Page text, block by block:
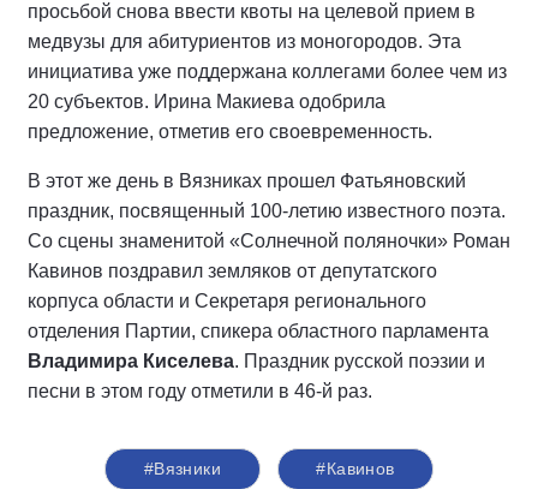
просьбой снова ввести квоты на целевой прием в
медвузы для абитуриентов из моногородов. Эта
инициатива уже поддержана коллегами более чем из
20 субъектов. Ирина Макиева одобрила
предложение, отметив его своевременность.
В этот же день в Вязниках прошел Фатьяновский
праздник, посвященный 100-летию известного поэта.
Со сцены знаменитой «Солнечной поляночки» Роман
Кавинов поздравил земляков от депутатского
корпуса области и Секретаря регионального
отделения Партии, спикера областного парламента
Владимира Киселева. Праздник русской поэзии и
песни в этом году отметили в 46-й раз.
#Вязники #Кавинов